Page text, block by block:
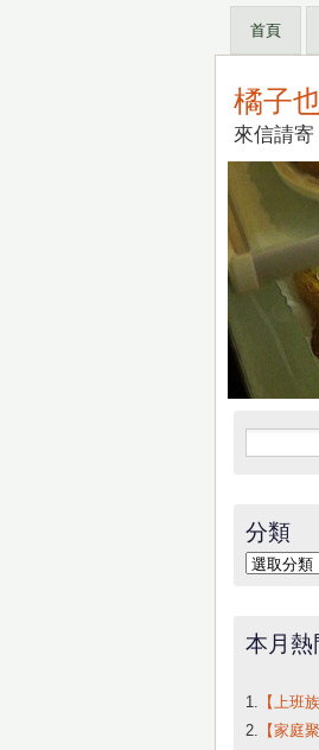
首頁
橘子
來信請寄
搜
尋
字:
分類
分
本月
1. 【上班
2. 【家庭